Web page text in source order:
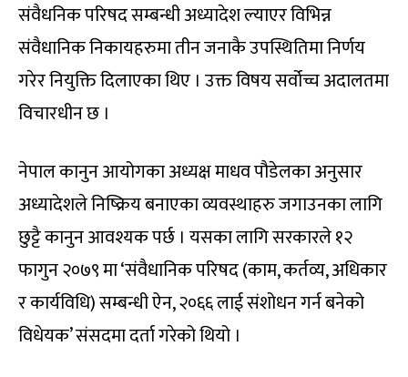
संवैधनिक परिषद सम्बन्धी अध्यादेश ल्याएर विभिन्न
संवैधानिक निकायहरुमा तीन जनाकै उपस्थितिमा निर्णय
गरेर नियुक्ति दिलाएका थिए । उक्त विषय सर्वोच्च अदालतमा
विचारधीन छ ।
नेपाल कानुन आयोगका अध्यक्ष माधव पौडेलका अनुसार
अध्यादेशले निष्क्रिय बनाएका व्यवस्थाहरु जगाउनका लागि
छुट्टै कानुन आवश्यक पर्छ । यसका लागि सरकारले १२
फागुन २०७९ मा ‘संवैधानिक परिषद (काम, कर्तव्य, अधिकार
र कार्यविधि) सम्बन्धी ऐन, २०६६ लाई संशोधन गर्न बनेको
विधेयक’ संसदमा दर्ता गरेको थियो ।